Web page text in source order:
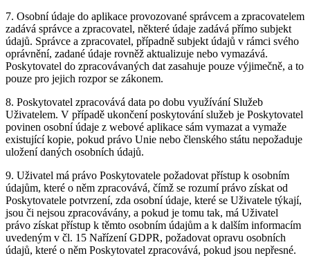
7. Osobní údaje do aplikace provozované správcem a zpracovatelem
zadává správce a zpracovatel, některé údaje zadává přímo subjekt
údajů. Správce a zpracovatel, případně subjekt údajů v rámci svého
oprávnění, zadané údaje rovněž aktualizuje nebo vymazává.
Poskytovatel do zpracovávaných dat zasahuje pouze výjimečně, a to
pouze pro jejich rozpor se zákonem.
8. Poskytovatel zpracovává data po dobu využívání Služeb
Uživatelem. V případě ukončení poskytování služeb je Poskytovatel
povinen osobní údaje z webové aplikace sám vymazat a vymaže
existující kopie, pokud právo Unie nebo členského státu nepožaduje
uložení daných osobních údajů.
9. Uživatel má právo Poskytovatele požadovat přístup k osobním
údajům, které o něm zpracovává, čímž se rozumí právo získat od
Poskytovatele potvrzení, zda osobní údaje, které se Uživatele týkají,
jsou či nejsou zpracovávány, a pokud je tomu tak, má Uživatel
právo získat přístup k těmto osobním údajům a k dalším informacím
uvedeným v čl. 15 Nařízení GDPR, požadovat opravu osobních
údajů, které o něm Poskytovatel zpracovává, pokud jsou nepřesné.